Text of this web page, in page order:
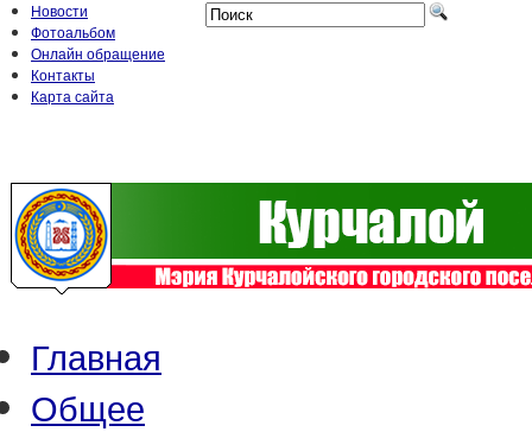
Новости
Фотоальбом
Онлайн обращение
Контакты
Карта сайта
Главная
Общее